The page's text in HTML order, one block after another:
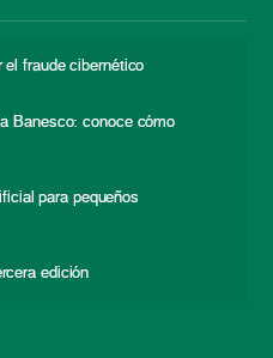
el fraude cibernético
Banesco: conoce cómo
para pequeños
edición